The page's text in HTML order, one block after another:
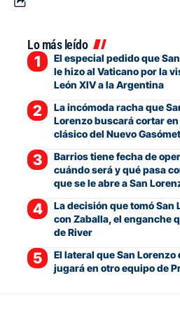
Lo más leído
El especial pedido que
le hizo al Vaticano por la
León XIV a la Argentina
La incómoda racha que
Lorenzo buscará cortar en
clásico del Nuevo
Barrios tiene fecha de
cuándo será y qué pasa
que se le abre a San
La decisión que tomó San
con Zaballa, el enganche
de River
El lateral que San Lorenzo
jugará en otro equipo de